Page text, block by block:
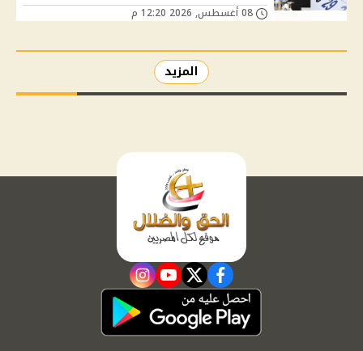
المزيد
facebook
twitter
youtube
instagram